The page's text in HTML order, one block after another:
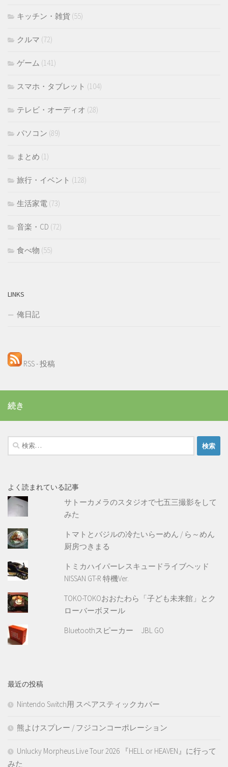
キッチン・雑貨 (55)
クルマ (72)
ゲーム (141)
スマホ・タブレット (104)
テレビ・オーディオ (28)
パソコン (89)
まとめ (1)
旅行・イベント (128)
生活家電 (73)
音楽・CD (72)
食べ物 (55)
LINKS
俺日記
RSS - 投稿
続き
検
索:
よく読まれている記事
サトーカメラのスタジオで七五三撮影をして
みた
トマトとバジルの冷たいらーめん / ら～めん
厨房つきまる
トミカハイパーレスキュードライブヘッド
NISSAN GT-R 特機Ver.
TOKO-TOKOおおたわら「子ども未来館」とク
ローバーボヌール
Bluetoothスピーカー JBL GO
最近の投稿
Nintendo Switch用 スペアスティックカバー
熊よけスプレー / フジコンコーポレーション
Unlucky Morpheus Live Tour 2026 『HELL or HEAVEN』に行って
みた